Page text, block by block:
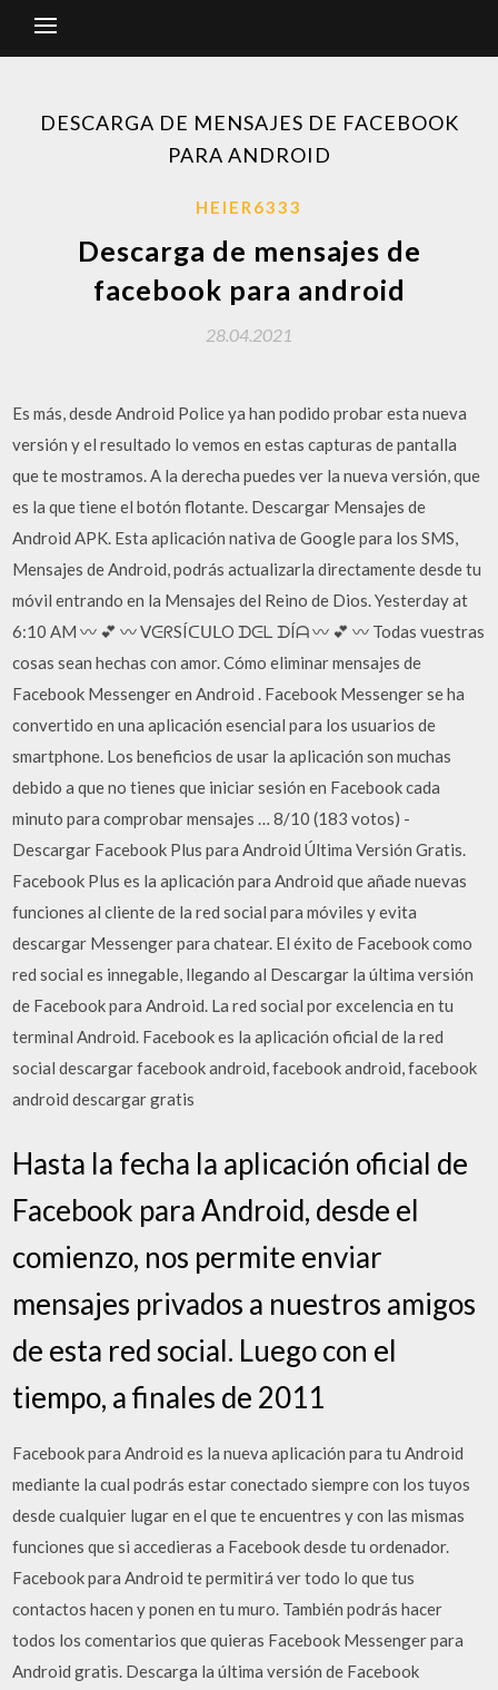
DESCARGA DE MENSAJES DE FACEBOOK
PARA ANDROID
HEIER6333
Descarga de mensajes de
facebook para android
28.04.2021
Es más, desde Android Police ya han podido probar esta nueva
versión y el resultado lo vemos en estas capturas de pantalla
que te mostramos. A la derecha puedes ver la nueva versión, que
es la que tiene el botón flotante. Descargar Mensajes de
Android APK. Esta aplicación nativa de Google para los SMS,
Mensajes de Android, podrás actualizarla directamente desde tu
móvil entrando en la Mensajes del Reino de Dios. Yesterday at
6:10 AM 〰️ 💕 〰 ᐯᕮᖇSÍᑕᑌᒪO ᗪᕮᒪ ᗪÍᗩ 〰 💕 〰️ Todas vuestras
cosas sean hechas con amor. Cómo eliminar mensajes de
Facebook Messenger en Android . Facebook Messenger se ha
convertido en una aplicación esencial para los usuarios de
smartphone. Los beneficios de usar la aplicación son muchas
debido a que no tienes que iniciar sesión en Facebook cada
minuto para comprobar mensajes … 8/10 (183 votos) -
Descargar Facebook Plus para Android Última Versión Gratis.
Facebook Plus es la aplicación para Android que añade nuevas
funciones al cliente de la red social para móviles y evita
descargar Messenger para chatear. El éxito de Facebook como
red social es innegable, llegando al Descargar la última versión
de Facebook para Android. La red social por excelencia en tu
terminal Android. Facebook es la aplicación oficial de la red
social descargar facebook android, facebook android, facebook
android descargar gratis
Hasta la fecha la aplicación oficial de
Facebook para Android, desde el
comienzo, nos permite enviar
mensajes privados a nuestros amigos
de esta red social. Luego con el
tiempo, a finales de 2011
Facebook para Android es la nueva aplicación para tu Android
mediante la cual podrás estar conectado siempre con los tuyos
desde cualquier lugar en el que te encuentres y con las mismas
funciones que si accedieras a Facebook desde tu ordenador.
Facebook para Android te permitirá ver todo lo que tus
contactos hacen y ponen en tu muro. También podrás hacer
todos los comentarios que quieras Facebook Messenger para
Android gratis. Descarga la última versión de Facebook